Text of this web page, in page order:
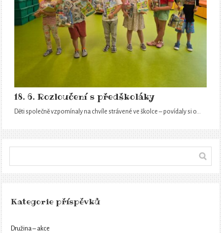
18. 6. Rozloučení s předškoláky
Děti společně vzpomínaly na chvíle strávené ve školce – povídaly si o…
Kategorie příspěvků
Družina – akce